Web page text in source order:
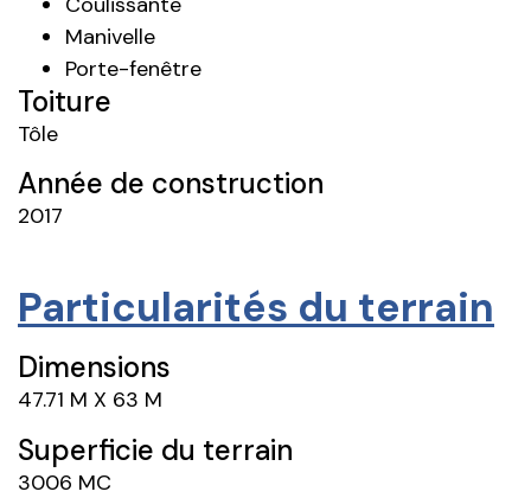
Manivelle
Porte-fenêtre
Toiture
Tôle
Année de construction
2017
Particularités du terrain
Dimensions
47.71 M X 63 M
Superficie du terrain
3006 MC